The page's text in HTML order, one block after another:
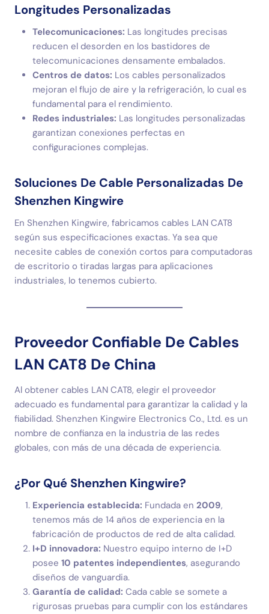
Longitudes Personalizadas
Telecomunicaciones: Las longitudes precisas
reducen el desorden en los bastidores de
telecomunicaciones densamente embalados.
Centros de datos: Los cables personalizados
mejoran el flujo de aire y la refrigeración, lo cual es
fundamental para el rendimiento.
Redes industriales: Las longitudes personalizadas
garantizan conexiones perfectas en
configuraciones complejas.
Soluciones De Cable Personalizadas De
Shenzhen Kingwire
En Shenzhen Kingwire, fabricamos cables LAN CAT8
según sus especificaciones exactas. Ya sea que
necesite cables de conexión cortos para computadoras
de escritorio o tiradas largas para aplicaciones
industriales, lo tenemos cubierto.
Proveedor Confiable De Cables
LAN CAT8 De China
Al obtener cables LAN CAT8, elegir el proveedor
adecuado es fundamental para garantizar la calidad y la
fiabilidad. Shenzhen Kingwire Electronics Co., Ltd. es un
nombre de confianza en la industria de las redes
globales, con más de una década de experiencia.
¿Por Qué Shenzhen Kingwire?
Experiencia establecida: Fundada en 2009,
tenemos más de 14 años de experiencia en la
fabricación de productos de red de alta calidad.
I+D innovadora: Nuestro equipo interno de I+D
posee 10 patentes independientes, asegurando
diseños de vanguardia.
Garantía de calidad: Cada cable se somete a
rigurosas pruebas para cumplir con los estándares